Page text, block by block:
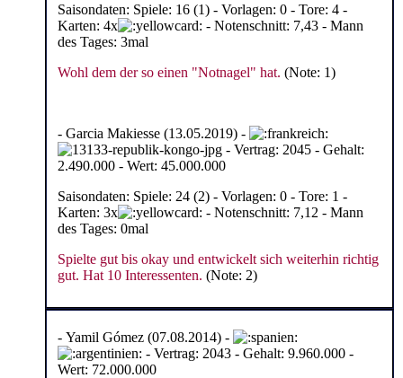
Saisondaten: Spiele: 16 (1) - Vorlagen: 0 - Tore: 4 -
Karten: 4x
- Notenschnitt: 7,43 - Mann
des Tages: 3mal
Wohl dem der so einen "Notnagel" hat. (Note: 1)
- Garcia Makiesse (13.05.2019) -
- Vertrag: 2045 - Gehalt:
2.490.000 - Wert: 45.000.000
Saisondaten: Spiele: 24 (2) - Vorlagen: 0 - Tore: 1 -
Karten: 3x
- Notenschnitt: 7,12 - Mann
des Tages: 0mal
Spielte gut bis okay und entwickelt sich weiterhin richtig
gut. Hat 10 Interessenten. (Note: 2)
- Yamil Gómez (07.08.2014) -
- Vertrag: 2043 - Gehalt: 9.960.000 -
Wert: 72.000.000